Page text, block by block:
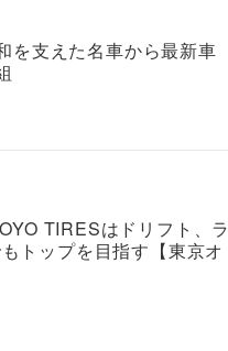
を支えた名車から最新車
TIRESはドリフト、ラ
トップを目指す【東京オ